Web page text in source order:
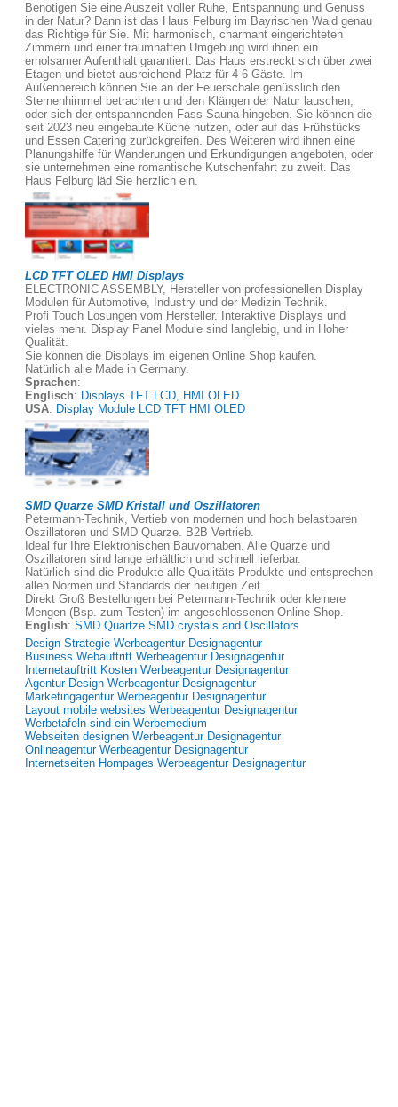
Benötigen Sie eine Auszeit voller Ruhe, Entspannung und Genuss
in der Natur? Dann ist das Haus Felburg im Bayrischen Wald genau
das Richtige für Sie. Mit harmonisch, charmant eingerichteten
Zimmern und einer traumhaften Umgebung wird ihnen ein
erholsamer Aufenthalt garantiert. Das Haus erstreckt sich über zwei
Etagen und bietet ausreichend Platz für 4-6 Gäste. Im
Außenbereich können Sie an der Feuerschale genüsslich den
Sternenhimmel betrachten und den Klängen der Natur lauschen,
oder sich der entspannenden Fass-Sauna hingeben. Sie können die
seit 2023 neu eingebaute Küche nutzen, oder auf das Frühstücks
und Essen Catering zurückgreifen. Des Weiteren wird ihnen eine
Planungshilfe für Wanderungen und Erkundigungen angeboten, oder
sie unternehmen eine romantische Kutschenfahrt zu zweit. Das
Haus Felburg läd Sie herzlich ein.
LCD TFT OLED HMI Displays
ELECTRONIC ASSEMBLY, Hersteller von professionellen Display
Modulen für Automotive, Industry und der Medizin Technik.
Profi Touch Lösungen vom Hersteller. Interaktive Displays und
vieles mehr. Display Panel Module sind langlebig, und in Hoher
Qualität.
Sie können die Displays im eigenen Online Shop kaufen.
Natürlich alle Made in Germany.
Sprachen:
Englisch: Displays TFT LCD, HMI OLED
USA: Display Module LCD TFT HMI OLED
SMD Quarze SMD Kristall und Oszillatoren
Petermann-Technik, Vertieb von modernen und hoch belastbaren
Oszillatoren und SMD Quarze. B2B Vertrieb.
Ideal für Ihre Elektronischen Bauvorhaben. Alle Quarze und
Oszillatoren sind lange erhältlich und schnell lieferbar.
Natürlich sind die Produkte alle Qualitäts Produkte und entsprechen
allen Normen und Standards der heutigen Zeit.
Direkt Groß Bestellungen bei Petermann-Technik oder kleinere
Mengen (Bsp. zum Testen) im angeschlossenen Online Shop.
English: SMD Quartze SMD crystals and Oscillators
Design Strategie Werbeagentur Designagentur
Business Webauftritt Werbeagentur Designagentur
Internetauftritt Kosten Werbeagentur Designagentur
Agentur Design Werbeagentur Designagentur
Marketingagentur Werbeagentur Designagentur
Layout mobile websites Werbeagentur Designagentur
Werbetafeln sind ein Werbemedium
Webseiten designen Werbeagentur Designagentur
Onlineagentur Werbeagentur Designagentur
Internetseiten Hompages Werbeagentur Designagentur